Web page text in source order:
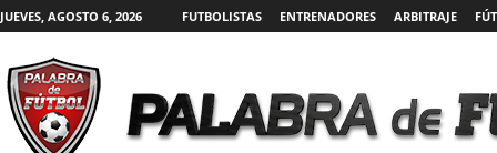
JUEVES, AGOSTO 6, 2026 FUTBOLISTAS ENTRENADORES ARBITRAJE
P
a